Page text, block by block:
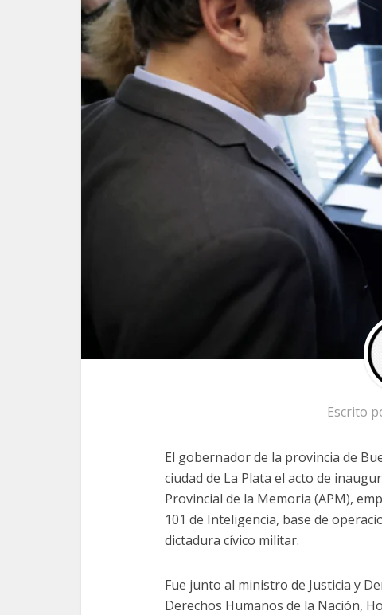
Escrito
El gobernador de la provincia de
ciudad de La Plata el acto de
Provincial de la Memoria (APM),
101 de Inteligencia, base de
dictadura cívico militar.
Fue junto al ministro de Justicia y
Derechos Humanos de la Nación,